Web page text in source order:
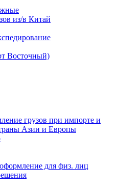
из/в Китай
Восточный)
грузов при импорте и
Азии и Европы
для физ. лиц